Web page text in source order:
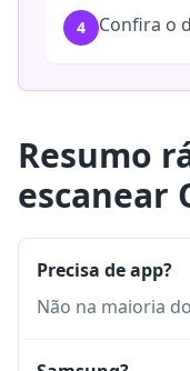
4 Confira o
Resumo
escanear
Precisa de app?
Não na maioria